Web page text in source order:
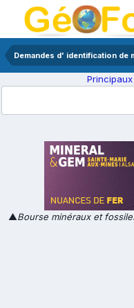
Demandes d' identification de
▲Bourse minéraux et